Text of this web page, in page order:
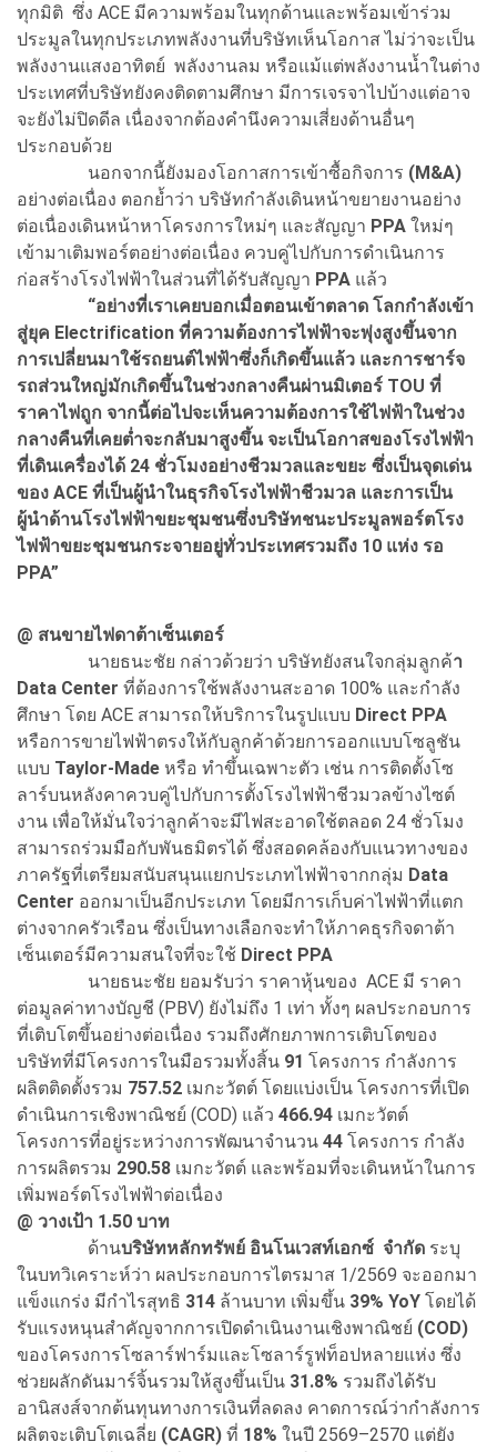
ทุกมิติ ซึ่ง ACE มีความพร้อมในทุกด้านและพร้อมเข้าร่วม
ประมูลในทุกประเภทพลังงานที่บริษัทเห็นโอกาส ไม่ว่าจะเป็น
พลังงานแสงอาทิตย์ พลังงานลม หรือแม้แต่พลังงานน้ำในต่าง
ประเทศที่บริษัทยังคงติดตามศึกษา มีการเจรจาไปบ้างแต่อาจ
จะยังไม่ปิดดีล เนื่องจากต้องคำนึงความเสี่ยงด้านอื่นๆ
ประกอบด้วย
นอกจากนี้ยังมองโอกาสการเข้าซื้อกิจการ (M&A)
อย่างต่อเนื่อง ตอกย้ำว่า บริษัทกำลังเดินหน้าขยายงานอย่าง
ต่อเนื่องเดินหน้าหาโครงการใหม่ๆ และสัญญา PPA ใหม่ๆ
เข้ามาเติมพอร์ตอย่างต่อเนื่อง ควบคู่ไปกับการดำเนินการ
ก่อสร้างโรงไฟฟ้าในส่วนที่ได้รับสัญญา PPA แล้ว
“อย่างที่เราเคยบอกเมื่อตอนเข้าตลาด โลกกำลังเข้า
สู่ยุค Electrification ที่ความต้องการไฟฟ้าจะพุ่งสูงขึ้นจาก
การเปลี่ยนมาใช้รถยนต์ไฟฟ้าซึ่งก็เกิดขึ้นแล้ว และการชาร์จ
รถส่วนใหญ่มักเกิดขึ้นในช่วงกลางคืนผ่านมิเตอร์ TOU ที่
ราคาไฟถูก จากนี้ต่อไปจะเห็นความต้องการใช้ไฟฟ้าในช่วง
กลางคืนที่เคยต่ำจะกลับมาสูงขึ้น จะเป็นโอกาสของโรงไฟฟ้า
ที่เดินเครื่องได้ 24 ชั่วโมงอย่างชีวมวลและขยะ ซึ่งเป็นจุดเด่น
ของ ACE ที่เป็นผู้นำในธุรกิจโรงไฟฟ้าชีวมวล และการเป็น
ผู้นำด้านโรงไฟฟ้าขยะชุมชนซึ่งบริษัทชนะประมูลพอร์ตโรง
ไฟฟ้าขยะชุมชนกระจายอยู่ทั่วประเทศรวมถึง 10 แห่ง รอ
PPA”
@ สนขายไฟดาต้าเซ็นเตอร์
นายธนะชัย กล่าวด้วยว่า บริษัทยังสนใจกลุ่มลูกค้า
Data Center ที่ต้องการใช้พลังงานสะอาด 100% และกำลัง
ศึกษา โดย ACE สามารถให้บริการในรูปแบบ Direct PPA
หรือการขายไฟฟ้าตรงให้กับลูกค้าด้วยการออกแบบโซลูชัน
แบบ Taylor-Made หรือ ทำขึ้นเฉพาะตัว เช่น การติดตั้งโซ
ลาร์บนหลังคาควบคู่ไปกับการตั้งโรงไฟฟ้าชีวมวลข้างไซต์
งาน เพื่อให้มั่นใจว่าลูกค้าจะมีไฟสะอาดใช้ตลอด 24 ชั่วโมง
สามารถร่วมมือกับพันธมิตรได้ ซึ่งสอดคล้องกับแนวทางของ
ภาครัฐที่เตรียมสนับสนุนแยกประเภทไฟฟ้าจากกลุ่ม Data
Center ออกมาเป็นอีกประเภท โดยมีการเก็บค่าไฟฟ้าที่แตก
ต่างจากครัวเรือน ซึ่งเป็นทางเลือกจะทำให้ภาคธุรกิจดาต้า
เซ็นเตอร์มีความสนใจที่จะใช้ Direct PPA
นายธนะชัย ยอมรับว่า ราคาหุ้นของ ACE มี ราคา
ต่อมูลค่าทางบัญชี (PBV) ยังไม่ถึง 1 เท่า ทั้งๆ ผลประกอบการ
ที่เติบโตขึ้นอย่างต่อเนื่อง รวมถึงศักยภาพการเติบโตของ
บริษัทที่มีโครงการในมือรวมทั้งสิ้น 91 โครงการ กำลังการ
ผลิตติดตั้งรวม 757.52 เมกะวัตต์ โดยแบ่งเป็น โครงการที่เปิด
ดำเนินการเชิงพาณิชย์ (COD) แล้ว 466.94 เมกะวัตต์
โครงการที่อยู่ระหว่างการพัฒนาจำนวน 44 โครงการ กำลัง
การผลิตรวม 290.58 เมกะวัตต์ และพร้อมที่จะเดินหน้าในการ
เพิ่มพอร์ตโรงไฟฟ้าต่อเนื่อง
@ วางเป้า 1.50 บาท
ด้านบริษัทหลักทรัพย์ อินโนเวสท์เอกซ์ จำกัด ระบุ
ในบทวิเคราะห์ว่า ผลประกอบการไตรมาส 1/2569 จะออกมา
แข็งแกร่ง มีกำไรสุทธิ 314 ล้านบาท เพิ่มขึ้น 39% YoY โดยได้
รับแรงหนุนสำคัญจากการเปิดดำเนินงานเชิงพาณิชย์ (COD)
ของโครงการโซลาร์ฟาร์มและโซลาร์รูฟท็อปหลายแห่ง ซึ่ง
ช่วยผลักดันมาร์จิ้นรวมให้สูงขึ้นเป็น 31.8% รวมถึงได้รับ
อานิสงส์จากต้นทุนทางการเงินที่ลดลง คาดการณ์ว่ากำลังการ
ผลิตจะเติบโตเฉลี่ย (CAGR) ที่ 18% ในปี 2569–2570 แต่ยัง